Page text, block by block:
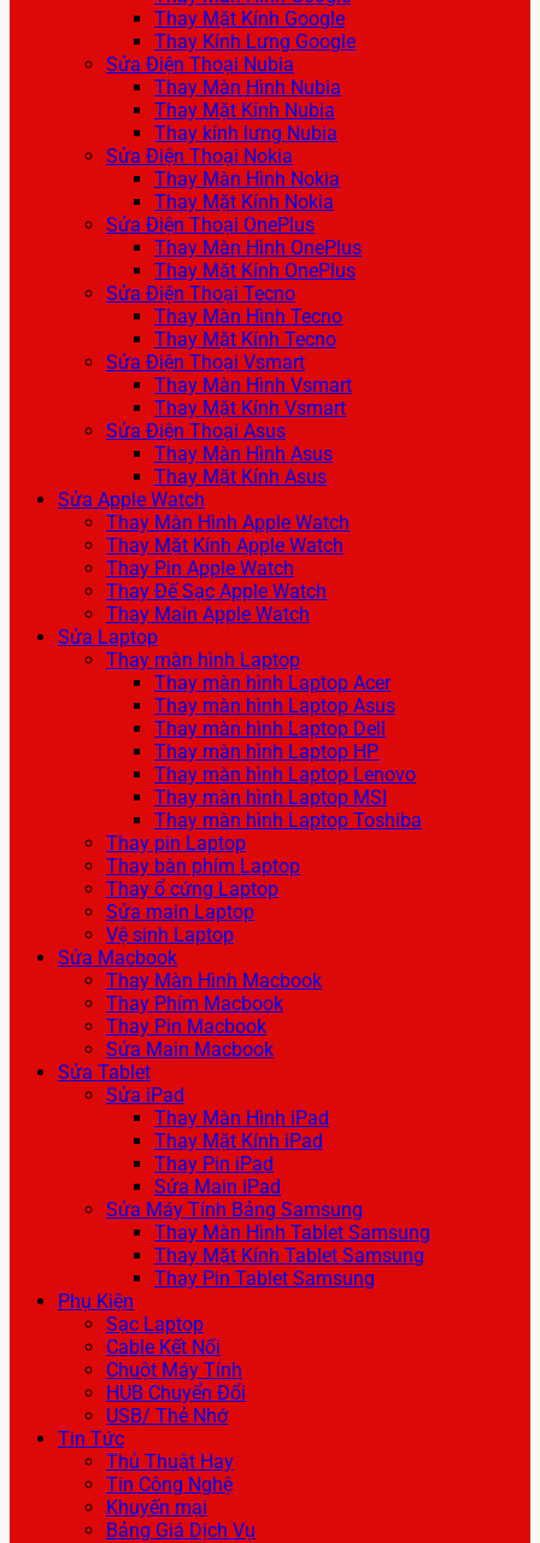
Thay Mặt Kính Google
Thay Kính Lưng Google
Sửa Điện Thoại Nubia
Thay Màn Hình Nubia
Thay Mặt Kính Nubia
Thay kính lưng Nubia
Sửa Điện Thoại Nokia
Thay Màn Hình Nokia
Thay Mặt Kính Nokia
Sửa Điện Thoại OnePlus
Thay Màn Hình OnePlus
Thay Mặt Kính OnePlus
Sửa Điện Thoại Tecno
Thay Màn Hình Tecno
Thay Mặt Kính Tecno
Sửa Điện Thoại Vsmart
Thay Màn Hình Vsmart
Thay Mặt Kính Vsmart
Sửa Điện Thoại Asus
Thay Màn Hình Asus
Thay Mặt Kính Asus
Sửa Apple Watch
Thay Màn Hình Apple Watch
Thay Mặt Kính Apple Watch
Thay Pin Apple Watch
Thay Đế Sạc Apple Watch
Thay Main Apple Watch
Sửa Laptop
Thay màn hình Laptop
Thay màn hình Laptop Acer
Thay màn hình Laptop Asus
Thay màn hình Laptop Dell
Thay màn hình Laptop HP
Thay màn hình Laptop Lenovo
Thay màn hình Laptop MSI
Thay màn hình Laptop Toshiba
Thay pin Laptop
Thay bàn phím Laptop
Thay ổ cứng Laptop
Sửa main Laptop
Vệ sinh Laptop
Sửa Macbook
Thay Màn Hình Macbook
Thay Phím Macbook
Thay Pin Macbook
Sửa Main Macbook
Sửa Tablet
Sửa iPad
Thay Màn Hình iPad
Thay Mặt Kính iPad
Thay Pin iPad
Sửa Main iPad
Sửa Máy Tính Bảng Samsung
Thay Màn Hình Tablet Samsung
Thay Mặt Kính Tablet Samsung
Thay Pin Tablet Samsung
Phụ Kiện
Sạc Laptop
Cable Kết Nối
Chuột Máy Tính
HUB Chuyển Đổi
USB/ Thẻ Nhớ
Tin Tức
Thủ Thuật Hay
Tin Công Nghệ
Khuyến mại
Bảng Giá Dịch Vụ